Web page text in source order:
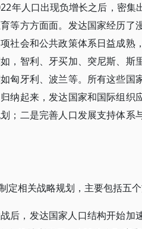
年人口出现负增长之后，密集
等方方面面。发达国家经历了
社会和公共政策体系日益成熟
，智利、牙买加、突尼斯、斯
匈牙利、波兰等。所有这些国
纳起来，发达国家和国际组织
；二是完善人口发展支持体系
相关战略规划，主要包括五个
后，发达国家人口结构开始加